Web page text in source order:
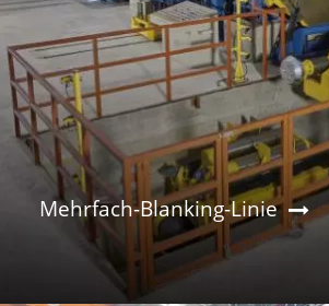
Mehrfach-Blanking-Linie